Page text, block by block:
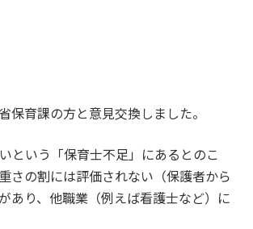
保育課の方と意見交換しました。
という「保育士不足」にあるとのこ
さの割には評価されない（保護者から
あり、他職業（例えば看護士など）に